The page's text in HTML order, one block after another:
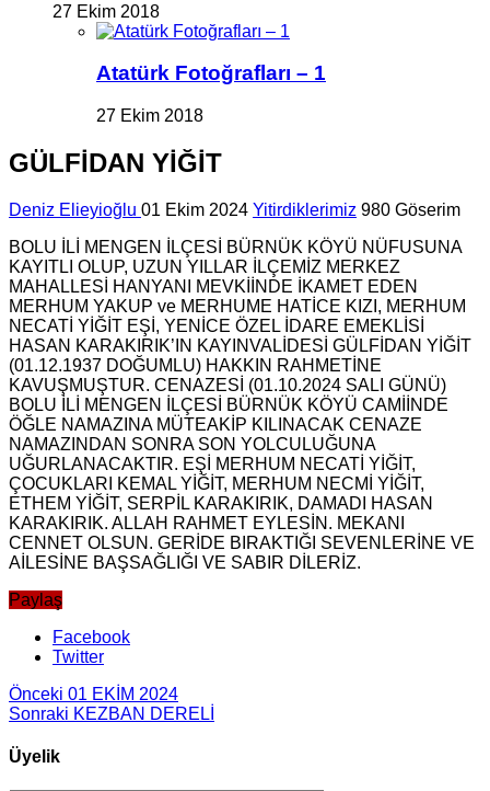
27 Ekim 2018
Atatürk Fotoğrafları – 1
27 Ekim 2018
GÜLFİDAN YİĞİT
Deniz Elieyioğlu 01 Ekim 2024 Yitirdiklerimiz 980 Göserim
BOLU İLİ MENGEN İLÇESİ BÜRNÜK KÖYÜ NÜFUSUNA
KAYITLI OLUP, UZUN YILLAR İLÇEMİZ MERKEZ
MAHALLESİ HANYANI MEVKİİNDE İKAMET EDEN
MERHUM YAKUP ve MERHUME HATİCE KIZI, MERHUM
NECATİ YİĞİT EŞİ, YENİCE ÖZEL İDARE EMEKLİSİ
HASAN KARAKIRIK’IN KAYINVALİDESİ GÜLFİDAN YİĞİT
(01.12.1937 DOĞUMLU) HAKKIN RAHMETİNE
KAVUŞMUŞTUR. CENAZESİ (01.10.2024 SALI GÜNÜ)
BOLU İLİ MENGEN İLÇESİ BÜRNÜK KÖYÜ CAMİİNDE
ÖĞLE NAMAZINA MÜTEAKİP KILINACAK CENAZE
NAMAZINDAN SONRA SON YOLCULUĞUNA
UĞURLANACAKTIR. EŞİ MERHUM NECATİ YİĞİT,
ÇOCUKLARI KEMAL YİĞİT, MERHUM NECMİ YİĞİT,
ETHEM YİĞİT, SERPİL KARAKIRIK, DAMADI HASAN
KARAKIRIK. ALLAH RAHMET EYLESİN. MEKANI
CENNET OLSUN. GERİDE BIRAKTIĞI SEVENLERİNE VE
AİLESİNE BAŞSAĞLIĞI VE SABIR DİLERİZ.
Paylaş
Facebook
Twitter
Önceki 01 EKİM 2024
Sonraki KEZBAN DERELİ
Üyelik